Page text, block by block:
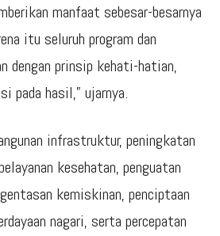
manfaat sebesar-besarnya
itu seluruh program dan
dengan prinsip kehati-hatian,
pada hasil,” ujarnya.
infrastruktur, peningkatan
kesehatan, penguatan
kemiskinan, penciptaan
nagari, serta percepatan